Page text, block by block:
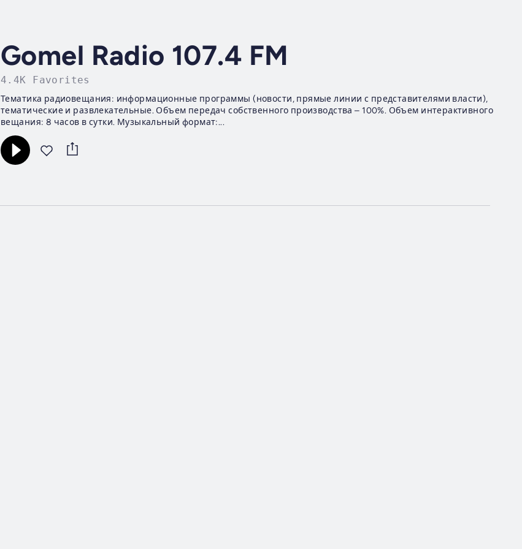
Gomel Radio 107.4 FM
4.4K Favorites
Тематика радиовещания: информационные программы (новости, прямые линии с представителями власти),
тематические и развлекательные. Объем передач собственного производства – 100%. Объем интерактивного
вещания: 8 часов в сутки. Музыкальный формат:...